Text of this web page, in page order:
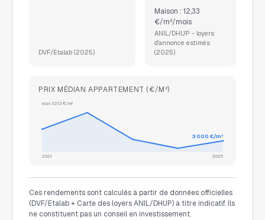
DVF/Etalab (2025)
Maison : 12,33
€/m²/mois
ANIL/DHUP - loyers
d'annonce estimés
(2025)
PRIX MÉDIAN APPARTEMENT (€/M²)
max 3 213€/m²
2021 2025
3 000 €/m²
Ces rendements sont calculés à partir de données officielles
(DVF/Etalab + Carte des loyers ANIL/DHUP) à titre indicatif. Ils
ne constituent pas un conseil en investissement.